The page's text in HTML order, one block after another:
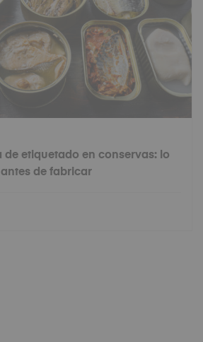
de etiquetado en conservas: lo
de fabricar